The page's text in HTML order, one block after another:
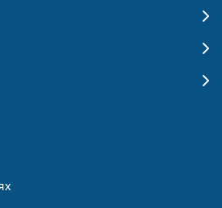
дисплей.